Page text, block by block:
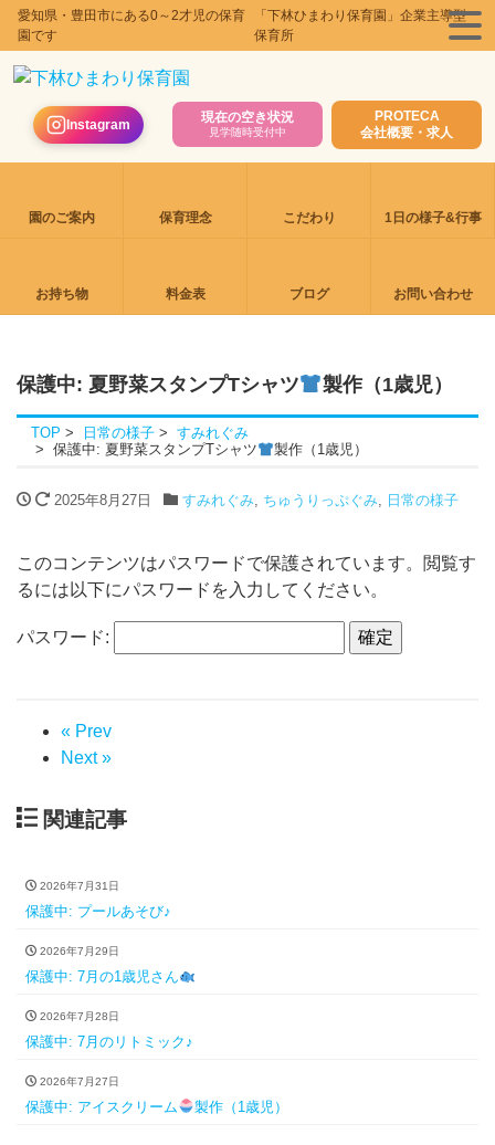
愛知県・豊田市にある0～2才児の保育
園です
「下林ひまわり保育園」企業主導型
保育所
Instagram 現在の空き状況
見学随時受付中
PROTECA
会社概要・求人
園のご案内 保育理念 こだわり 1日の様子&行事
お持ち物 料金表 ブログ お問い合わせ
保護中: 夏野菜スタンプTシャツ 製作（1歳児）
TOP 日常の様子
すみれぐみ
保護中: 夏野菜スタンプTシャツ
製作（1歳児）
2025年8月27日 すみれぐみ, ちゅうりっぷぐみ, 日常の様子
このコンテンツはパスワードで保護されています。閲覧す
るには以下にパスワードを入力してください。
パスワード:
« Prev
Next »
関連記事
2026年7月31日
保護中: プールあそび♪
2026年7月29日
保護中: 7月の1歳児さん
2026年7月28日
保護中: 7月のリトミック♪
2026年7月27日
保護中: アイスクリーム 製作（1歳児）